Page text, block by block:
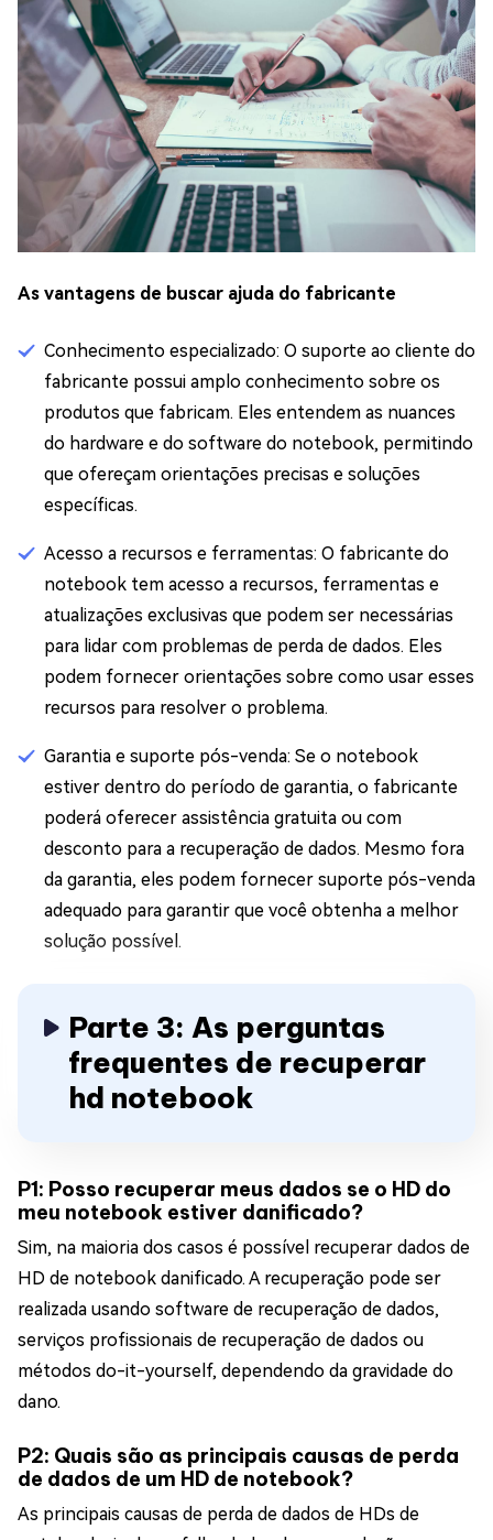
As vantagens de buscar ajuda do fabricante
Conhecimento especializado: O suporte ao cliente do
fabricante possui amplo conhecimento sobre os
produtos que fabricam. Eles entendem as nuances
do hardware e do software do notebook, permitindo
que ofereçam orientações precisas e soluções
específicas.
Acesso a recursos e ferramentas: O fabricante do
notebook tem acesso a recursos, ferramentas e
atualizações exclusivas que podem ser necessárias
para lidar com problemas de perda de dados. Eles
podem fornecer orientações sobre como usar esses
recursos para resolver o problema.
Garantia e suporte pós-venda: Se o notebook
estiver dentro do período de garantia, o fabricante
poderá oferecer assistência gratuita ou com
desconto para a recuperação de dados. Mesmo fora
da garantia, eles podem fornecer suporte pós-venda
adequado para garantir que você obtenha a melhor
solução possível.
Parte 3: As perguntas
frequentes de recuperar
hd notebook
P1: Posso recuperar meus dados se o HD do
meu notebook estiver danificado?
Sim, na maioria dos casos é possível recuperar dados de
HD de notebook danificado. A recuperação pode ser
realizada usando software de recuperação de dados,
serviços profissionais de recuperação de dados ou
métodos do-it-yourself, dependendo da gravidade do
dano.
P2: Quais são as principais causas de perda
de dados de um HD de notebook?
As principais causas de perda de dados de HDs de